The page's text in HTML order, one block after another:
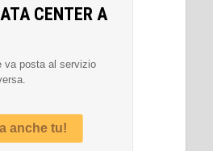
CENTER A
va posta al servizio
anche tu!